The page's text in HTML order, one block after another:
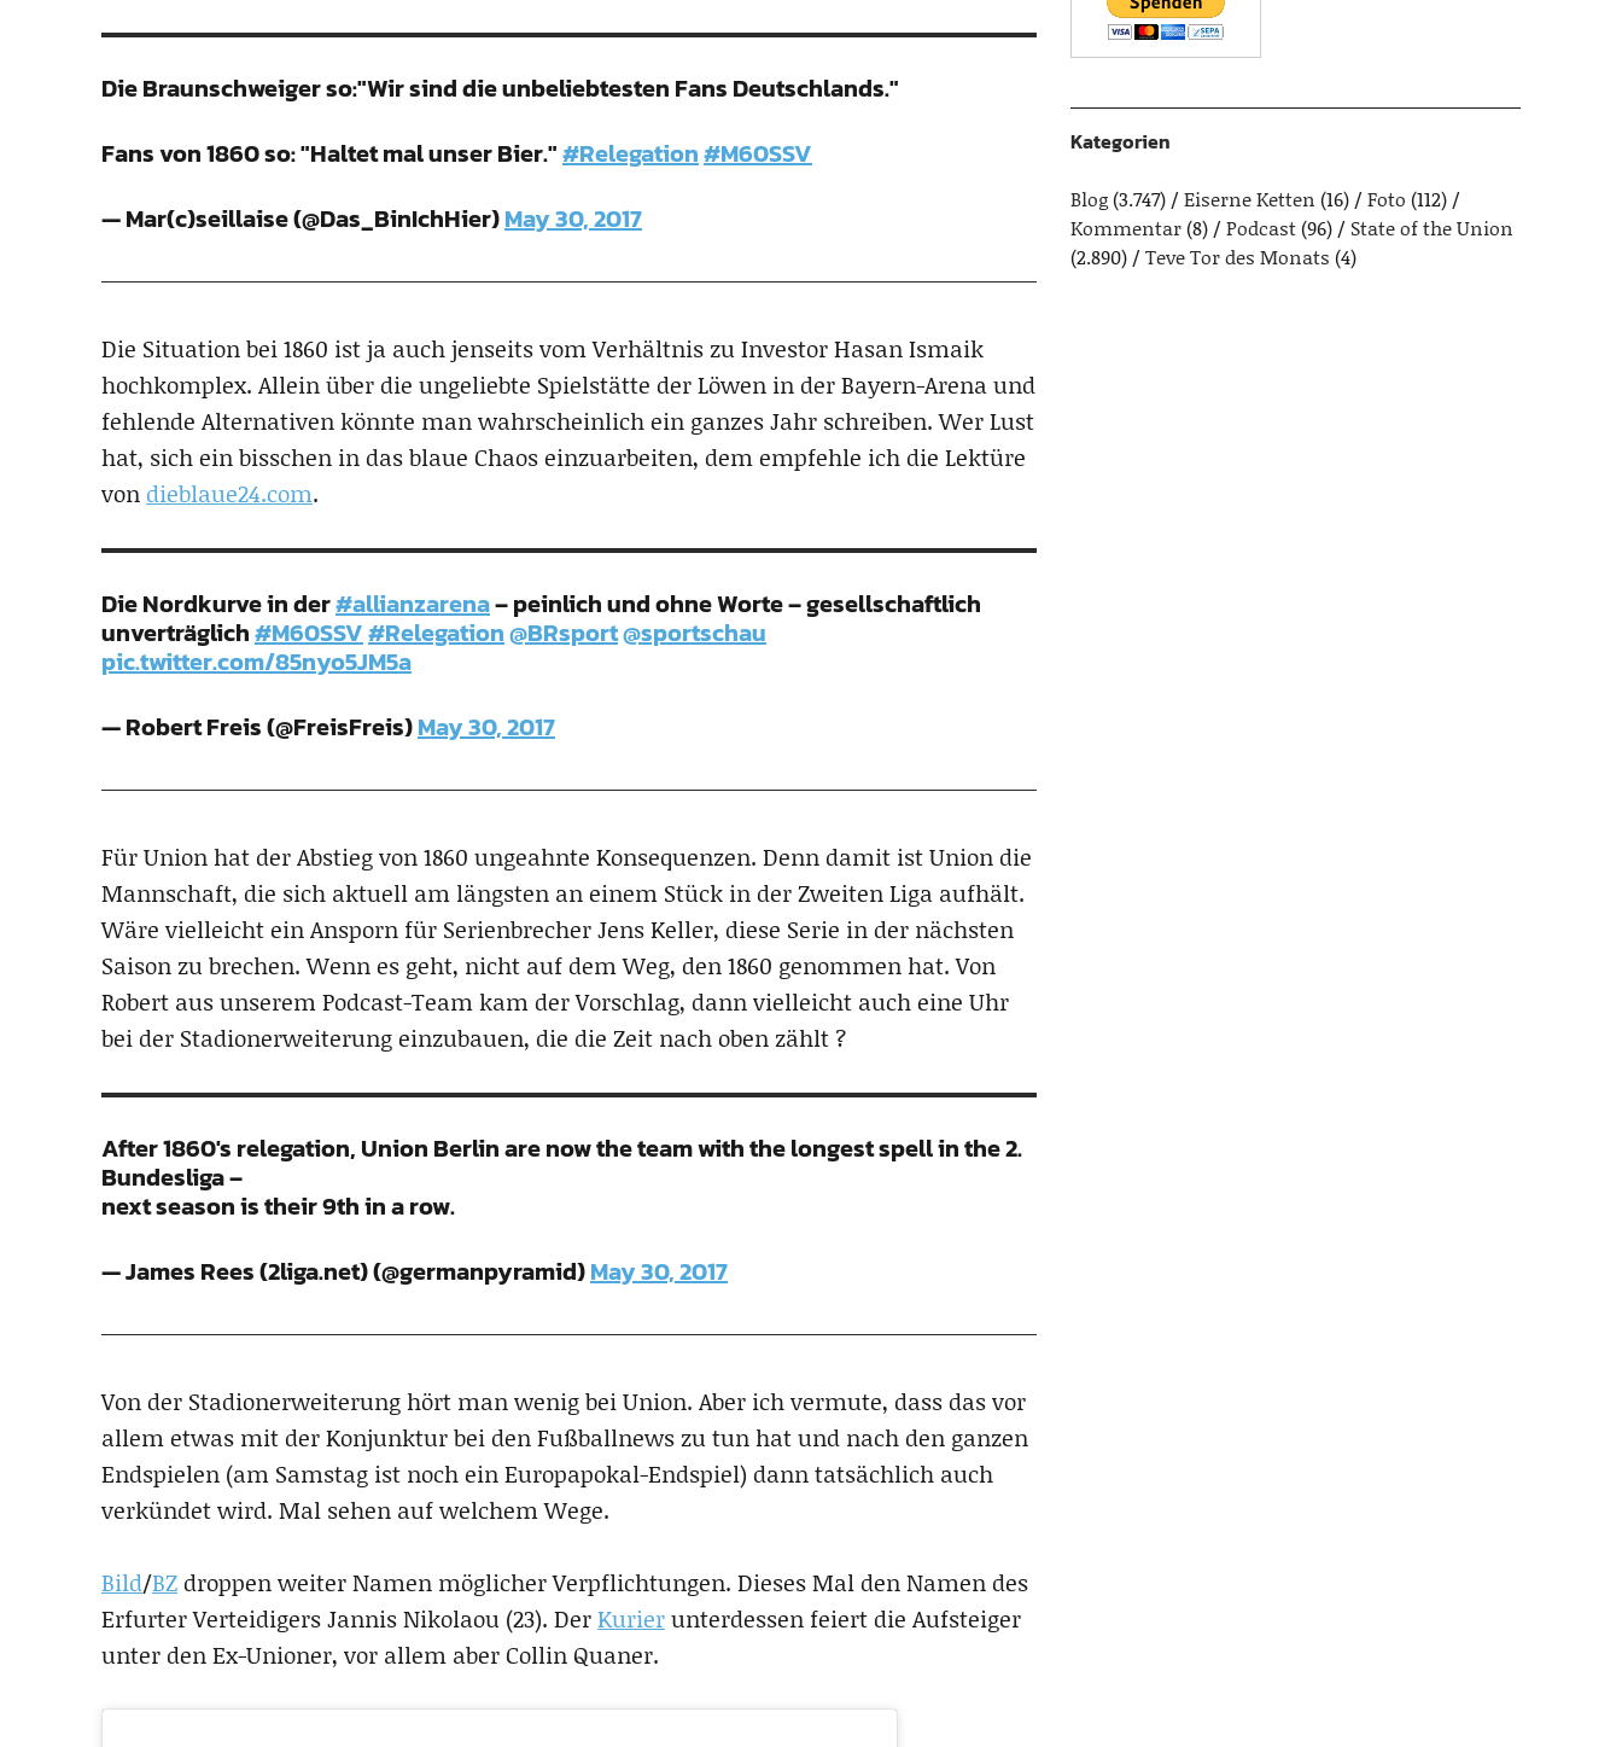
Die Braunschweiger so:"Wir sind die unbeliebtesten Fans Deutschlands."
Fans von 1860 so: "Haltet mal unser Bier."#Relegation#M60SSV
— Mar(c)seillaise (@Das_BinIchHier)May 30, 2017
Die Situation bei 1860 ist ja auch jenseits vom Verhältnis zu Investor Hasan Ismaik
hochkomplex. Allein über die ungeliebte Spielstätte der Löwen in der Bayern-Arena und
fehlende Alternativen könnte man wahrscheinlich ein ganzes Jahr schreiben. Wer Lust
hat, sich ein bisschen in das blaue Chaos einzuarbeiten, dem empfehle ich die Lektüre
von dieblaue24.com.
Die Nordkurve in der#allianzarena– peinlich und ohne Worte – gesellschaftlich
unverträglich#M60SSV#Relegation@BRsport@sportschau
pic.twitter.com/85nyo5JM5a
— Robert Freis (@FreisFreis)May 30, 2017
Für Union hat der Abstieg von 1860 ungeahnte Konsequenzen. Denn damit ist Union die
Mannschaft, die sich aktuell am längsten an einem Stück in der Zweiten Liga aufhält.
Wäre vielleicht ein Ansporn für Serienbrecher Jens Keller, diese Serie in der nächsten
Saison zu brechen. Wenn es geht, nicht auf dem Weg, den 1860 genommen hat. Von
Robert aus unserem Podcast-Team kam der Vorschlag, dann vielleicht auch eine Uhr
bei der Stadionerweiterung einzubauen, die die Zeit nach oben zählt ?
After 1860's relegation, Union Berlin are now the team with the longest spell in the 2.
Bundesliga –
next season is their 9th in a row.
— James Rees (2liga.net) (@germanpyramid)May 30, 2017
Von der Stadionerweiterung hört man wenig bei Union. Aber ich vermute, dass das vor
allem etwas mit der Konjunktur bei den Fußballnews zu tun hat und nach den ganzen
Endspielen (am Samstag ist noch ein Europapokal-Endspiel) dann tatsächlich auch
verkündet wird. Mal sehen auf welchem Wege.
Bild/BZ droppen weiter Namen möglicher Verpflichtungen. Dieses Mal den Namen des
Erfurter Verteidigers Jannis Nikolaou (23). DerKurierunterdessen feiert die Aufsteiger
unter den Ex-Unioner, vor allem aber Collin Quaner.
Kategorien
Blog(3.747) Eiserne Ketten (16) Foto (112)
Kommentar(8) Podcast(96)
State of the Union
(2.890)
Teve Tor des Monats (4)